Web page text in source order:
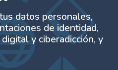
datos personales,
de identidad,
y ciberadicción, y